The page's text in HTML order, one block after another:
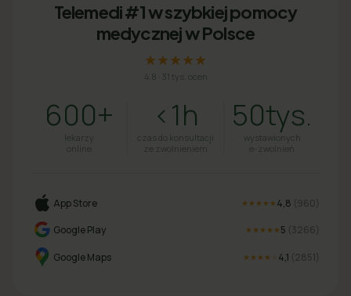
Telemedi #1 w szybkiej pomocy
medycznej w Polsce
★★★★★
4.8 31 tys. ocen
600+
lekarzy
online
<1h
czas do konsultacji
ze zwolnieniem
50tys.
wystawionych
e-zwolnień
App Store ★★★★★ 4,8 (960
Google Play
★★★★★ 5 (3266
Google Maps ★★★★ 4,1 (2851